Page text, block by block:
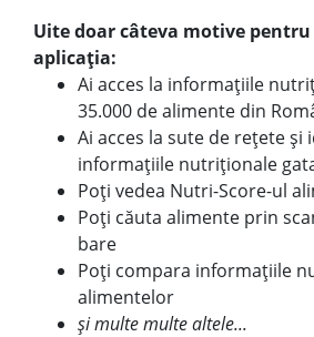
Uite doar câteva motive pentru
aplicația:
Ai acces la informațiile
35.000 de alimente din
Ai acces la sute de rețete și
informațiile nutriționale
Poți vedea Nutri-Score-ul
Poți căuta alimente prin
bare
Poți compara informațiile
alimentelor
și multe multe altele...